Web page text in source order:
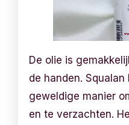
De olie is
de handen.
geweldige manier
en te verzachten.